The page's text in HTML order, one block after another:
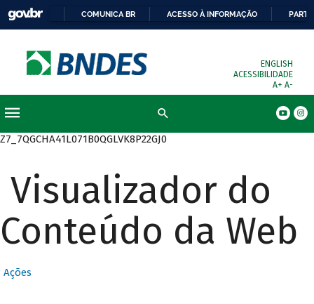
COMUNICA BR ACESSO À INFORMAÇÃO
ENGLISH
ACESSIBILIDADE
A+ A-
Z7_7QGCHA41L071B0QGLVK8P22GJ0
Visualizador do
Conteúdo da Web
Ações